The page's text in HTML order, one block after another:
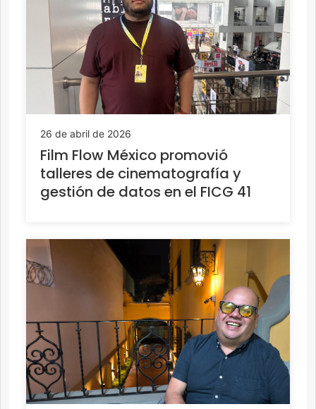
26 de abril de 2026
Film Flow México promovió
talleres de cinematografía y
gestión de datos en el FICG 41